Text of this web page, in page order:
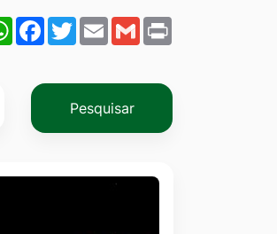
WhatsApp
Facebook
Twitter
EmailGmail
Pesquisar